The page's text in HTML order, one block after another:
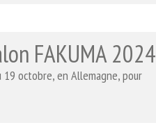
FAKUMA 2024
19 octobre, en Allemagne, pour